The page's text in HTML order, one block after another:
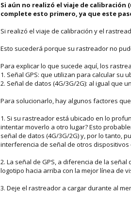
Si aún no realizó el viaje de calibración
complete esto primero, ya que este
Si realizó el viaje de calibración y el
Esto sucederá porque su rastreador no
Para explicar lo que sucede aquí, los
1. Señal GPS: que utilizan para calcular su
2. Señal de datos (4G/3G/2G): al igual que
Para solucionarlo, hay algunos factores
1. Si su rastreador está ubicado en lo
intentar moverlo a otro lugar? Esto
señal de datos (4G/3G/2G) y, por lo tanto,
interferencia de señal de otros
2. La señal de GPS, a diferencia de la
logotipo hacia arriba con la mejor línea de
3. Deje el rastreador a cargar durante al